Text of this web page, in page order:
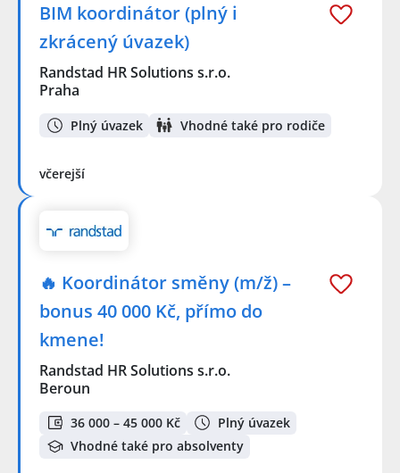
BIM koordinátor (plný i
zkrácený úvazek)
Randstad HR Solutions s.r.o.
Praha
Plný úvazek Vhodné také pro rodiče
včerejší
🔥 Koordinátor směny (m/ž) –
bonus 40 000 Kč, přímo do
kmene!
Randstad HR Solutions s.r.o.
Beroun
36 000 – 45 000 Kč
Plný úvazek
Vhodné také pro absolventy